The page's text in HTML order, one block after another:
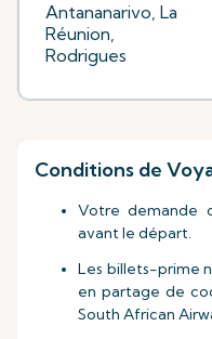
Antananarivo, La
Réunion,
Rodrigues
Conditions de
Votre demande
avant le départ.
Les billets-prime
en partage de
South African